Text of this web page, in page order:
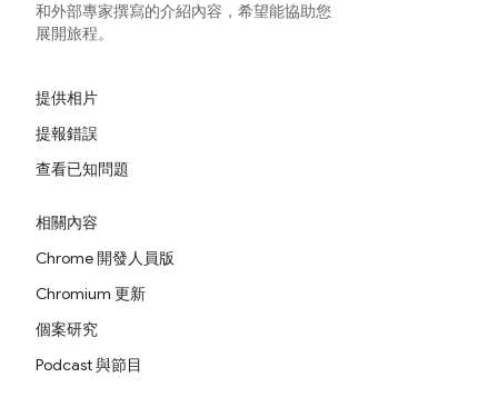
和外部專家撰寫的介紹內容，希望能協助您
展開旅程。
提供相片
提報錯誤
查看已知問題
相關內容
Chrome 開發人員版
Chromium 更新
個案研究
Podcast 與節目